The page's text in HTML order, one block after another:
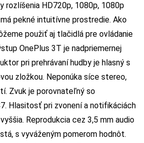
rozlíšenia HD720p, 1080p, 1080p
pekné intuitívne prostredie. Ako
použiť aj tlačidlá pre ovládanie
OnePlus 3T je nadpriemernej
pri prehrávaní hudby je hlasný s
zložkou. Neponúka síce stereo,
Zvuk je porovnateľný so
Hlasitosť pri zvonení a notifikáciách
Reprodukcia cez 3,5 mm audio
s vyváženým pomerom hodnôt.